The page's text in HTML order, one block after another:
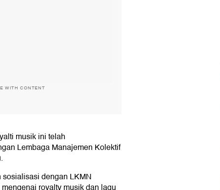
WITH CONTENT
musik ini telah
Lembaga Manajemen Kolektif
dengan LKMN